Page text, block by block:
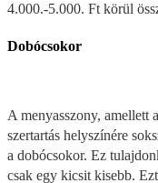
4.000.-5.000. Ft körül
Dobócsokor
A menyasszony, amellett
szertartás helyszínére
a dobócsokor. Ez
csak egy kicsit kisebb.